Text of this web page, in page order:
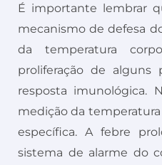
É importante lembrar
mecanismo de defesa
da temperatura
proliferação de alguns
resposta imunológica.
medição da
específica. A febre
sistema de alarme do